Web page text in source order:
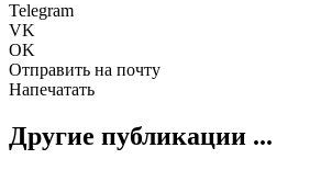
Telegram
VK
OK
Отправить на почту
Напечатать
Другие публикации ...